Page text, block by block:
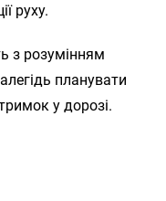
руху.
з розумінням
планувати
у дорозі.